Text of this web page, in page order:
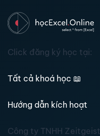
Click đăng ký học tại:
Tất cả khoá học 📖
Hướng dẫn kích hoạt
Công ty TNHH Zeitgeist